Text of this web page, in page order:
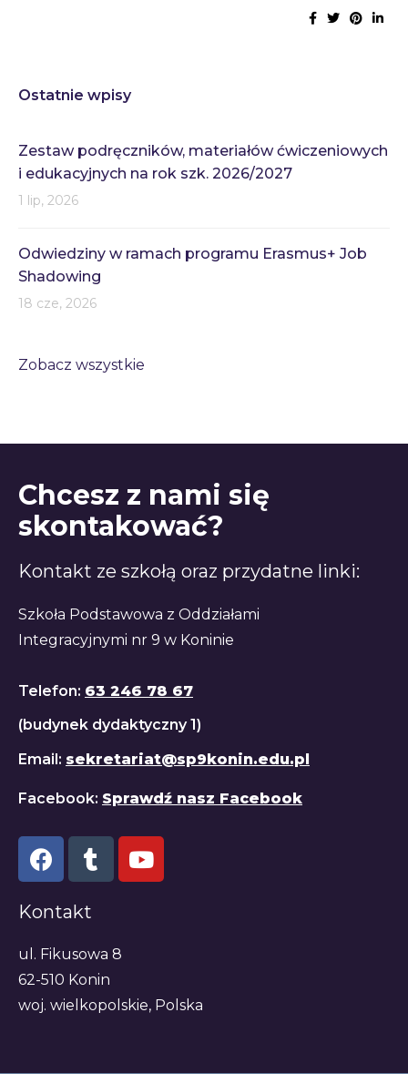
Ostatnie wpisy
Zestaw podręczników, materiałów ćwiczeniowych
i edukacyjnych na rok szk. 2026/2027
1 lip, 2026
Odwiedziny w ramach programu Erasmus+ Job
Shadowing
18 cze, 2026
Zobacz wszystkie
Chcesz z nami się
skontakować?
Kontakt ze szkołą oraz przydatne linki:
Szkoła Podstawowa z Oddziałami
Integracyjnymi nr 9 w Koninie
Telefon: 63 246 78 67
(budynek dydaktyczny 1)
Email: sekretariat@sp9konin.edu.pl
Facebook: Sprawdź nasz Facebook
Kontakt
ul. Fikusowa 8
62-510 Konin
woj. wielkopolskie, Polska